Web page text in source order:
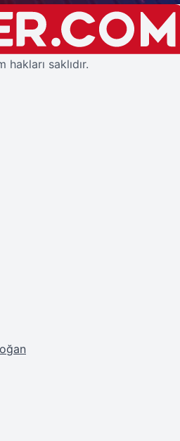
hakları saklıdır.